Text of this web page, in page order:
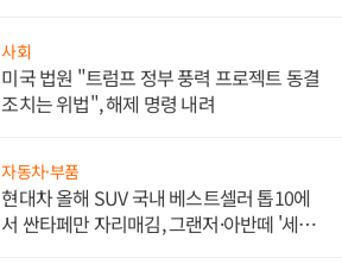
사회
미국 법원 "트럼프 정부 풍력 프로젝트 동결
조치는 위법", 해제 명령 내려
자동차·부품
현대차 올해 SUV 국내 베스트셀러 톱10에
서 싼타페만 자리매김, 그랜저·아반떼 '세단